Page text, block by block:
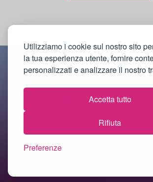
Utilizziamo i cookie sul nostro sito
la tua esperienza utente, fornire
personalizzati e analizzare il nostro
Accetta tutto
Rifiuta
Preferenze
© 2018-2026 Immobilquiz.it |